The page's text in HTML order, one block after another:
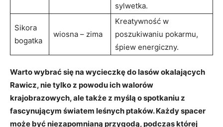
sylwetka.
Sikora
bogatka
wiosna – zima
Kreatywność w
poszukiwaniu pokarmu,
śpiew energiczny.
Warto wybrać się na wycieczkę do lasów okalających
Rawicz, nie tylko z powodu ich walorów
krajobrazowych, ale także z myślą o spotkaniu z
fascynującym światem leśnych ptaków. Każdy spacer
może być niezapomnianą przygodą, podczas której